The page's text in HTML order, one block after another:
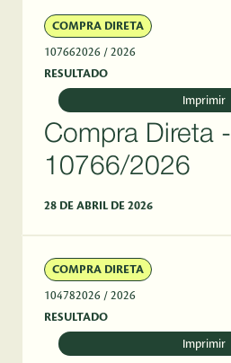
COMPRA DIRETA
107662026 / 2026
RESULTADO
Imprimir
Compra Direta -
10766/2026
28 DE ABRIL DE 2026
COMPRA DIRETA
104782026 / 2026
RESULTADO
Imprimir